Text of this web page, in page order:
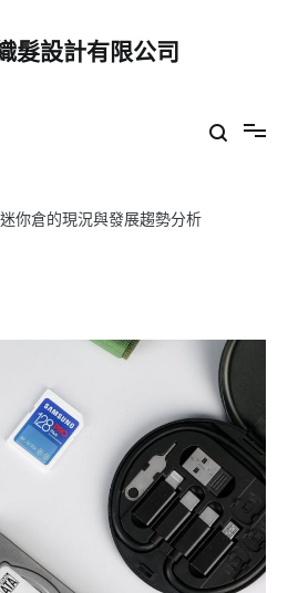
髮設計有限公司
迷你倉的現況與發展趨勢分析